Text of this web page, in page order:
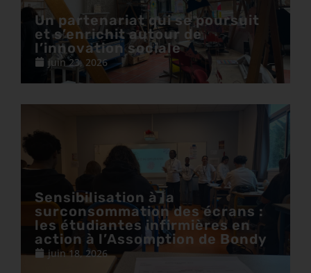
Un partenariat qui se poursuit
et s’enrichit autour de
l’innovation sociale
juin 23, 2026
Sensibilisation à la
surconsommation des écrans :
les étudiantes infirmières en
action à l’Assomption de Bondy
juin 18, 2026